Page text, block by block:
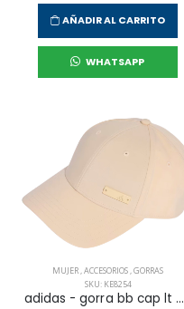
AÑADIR AL CARRITO
WHATSAPP
MUJER,ACCESORIOS,GORRAS
SKU: KE8254
adidas - gorra bb cap lt met para mujer